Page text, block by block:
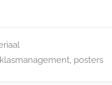
klasmanagement, posters